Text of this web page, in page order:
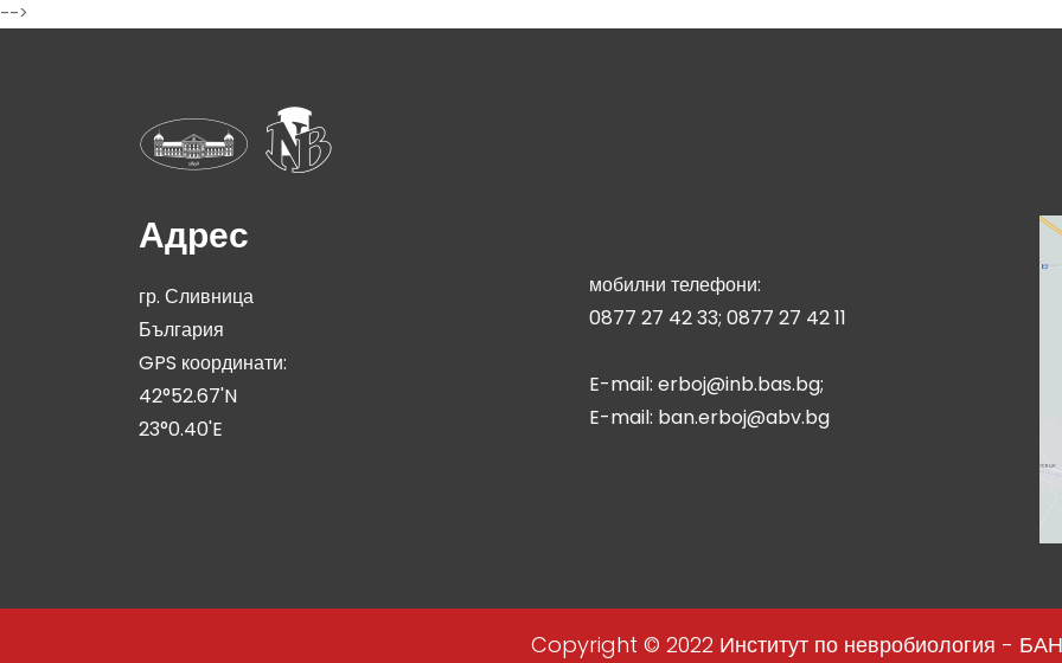
-->
Адрес
гр. Сливница
България
GPS координати:
42°52.67'N
23°0.40'E
мобилни телефони:
0877 27 42 33; 0877 27 42 11
E-mail: erboj@inb.bas.bg;
E-mail: ban.erboj@abv.bg
Copyright © 2022 Институт по невробиология - БАН